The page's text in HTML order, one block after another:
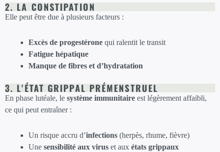
2. LA CONSTIPATION
Elle peut être due à plusieurs facteurs :
Excès de progestérone qui ralentit le transit
Fatigue hépatique
Manque de fibres et d’hydratation
3. L'ÉTAT GRIPPAL PRÉMENSTRUEL
En phase lutéale, le système immunitaire est légèrement affaibli,
ce qui peut entraîner :
Un risque accru d’infections (herpès, rhume, fièvre)
Une sensibilité aux virus et aux états grippaux